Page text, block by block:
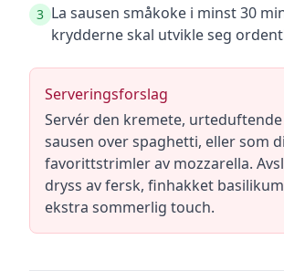
3 La sausen småkoke i minst 30
krydderne skal utvikle seg
Serveringsforslag
Servér den kremete,
sausen over spaghetti, eller som
favorittstrimler av mozzarella.
dryss av fersk, finhakket
ekstra sommerlig touch.